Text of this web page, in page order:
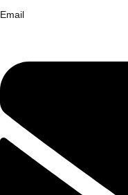
Email